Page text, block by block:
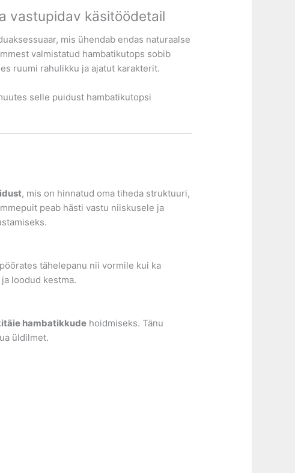
vastupidav käsitöödetail
mis ühendab endas naturaalse
valmistatud hambatikutops sobib
ruumi rahulikku ja ajatut karakterit.
selle puidust hambatikutopsi
, mis on hinnatud oma tiheda struktuuri,
peab hästi vastu niiskusele ja
tähelepanu nii vormile kui ka
loodud kestma.
hambatikkude hoidmiseks. Tänu
üldilmet.